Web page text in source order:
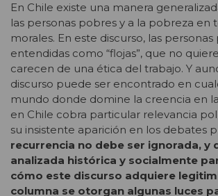
En Chile existe una manera
las personas pobres y a la pobreza en
morales. En este discurso, las
entendidas como “flojas”, que no
carecen de una ética del trabajo. Y
discurso puede ser encontrado en
mundo donde domine la creencia en
en Chile cobra particular relevancia
su insistente aparición en los debates
recurrencia no debe ser ignorada, y
analizada histórica y socialmente
cómo este discurso adquiere
columna se otorgan algunas luces